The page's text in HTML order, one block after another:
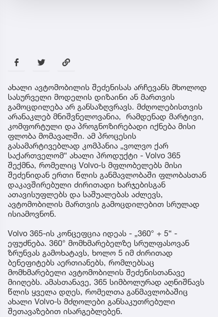
ახალი ავტომობილის შეძენისას არჩევანს მხოლოდ
სასურველი მოდელის დიზაინი ან მართვის
გამოცდილება არ განსაზღვრავს. მძღოლებისთვის
არანაკლებ მნიშვნელოვანია, რამდენად მარტივი,
კომფორტული და პროგნოზირებადი იქნება მისი
ფლობა მომავალში. ამ პროცესის
გასამარტივებლად კომპანია „ვოლვო ქარ
საქართველომ“ ახალი პროდუქტი - Volvo 365
შექმნა, რომელიც Volvo-ს მფლობელებს მისი
შეძენიდან ერთი წლის განმავლობაში ფლობასთან
დაკავშირებული ძირითადი ხარჯებისგან
ათავისუფლებს და საშუალებას აძლევს,
ავტომობილის მართვის გამოცდილებით სრულად
ისიამოვნონ.
Volvo 365-ის კონცეფცია იდეას - „360° + 5“ -
ეფუძნება. 360° მომხმარებელზე სრულფასოვან
ზრუნვას გამოხატავს, ხოლო 5 იმ ძირითად
ბენეფიტებს აერთიანებს, რომლებსაც
მომხმარებელი ავტომობილის შეძენისთანავე
მიიღებს. ამასთანავე, 365 სიმბოლურად აღნიშნავს
წლის ყველა დღეს, რომელთა განმავლობაშიც
ახალი Volvo-ს მძღოლები განსაკუთრებული
შეთავაზებით ისარგებლებენ.